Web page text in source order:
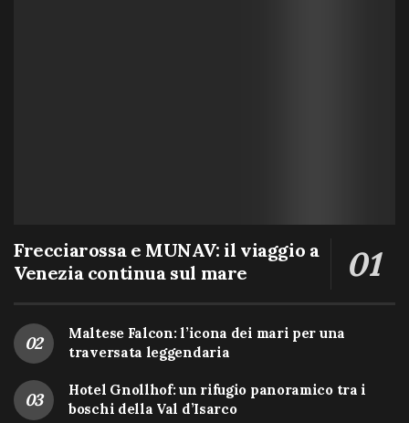
Frecciarossa e MUNAV: il viaggio a
Venezia continua sul mare
Maltese Falcon: l’icona dei mari per una
traversata leggendaria
Hotel Gnollhof: un rifugio panoramico tra i
boschi della Val d’Isarco